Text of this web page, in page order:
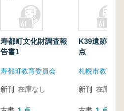
寿都町文化財調査報
告書1
寿都町教育委員会
新刊 在庫なし
K39遺跡 北
点
札幌市教育委
新刊 在庫なし